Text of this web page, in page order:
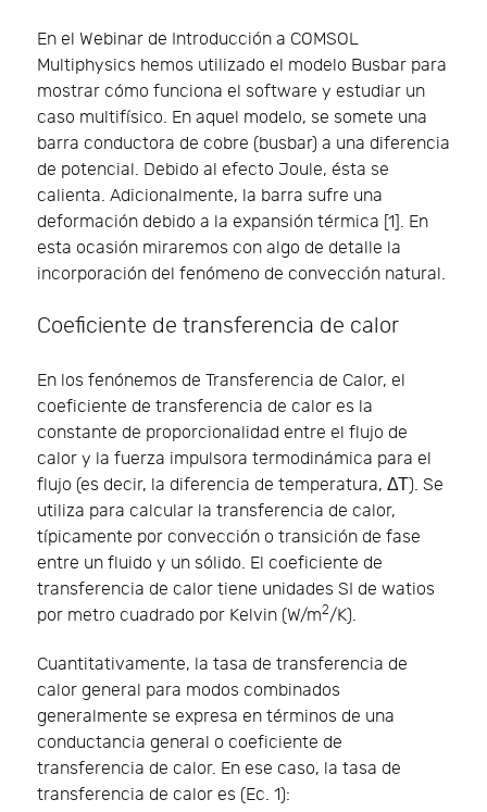
En el Webinar de Introducción a COMSOL
Multiphysics hemos utilizado el modelo Busbar para
mostrar cómo funciona el software y estudiar un
caso multifísico. En aquel modelo, se somete una
barra conductora de cobre (busbar) a una diferencia
de potencial. Debido al efecto Joule, ésta se
calienta. Adicionalmente, la barra sufre una
deformación debido a la expansión térmica [1]. En
esta ocasión miraremos con algo de detalle la
incorporación del fenómeno de convección natural.
Coeficiente de transferencia de calor
En los fenónemos de Transferencia de Calor, el
coeficiente de transferencia de calor es la
constante de proporcionalidad entre el flujo de
calor y la fuerza impulsora termodinámica para el
flujo (es decir, la diferencia de temperatura, ΔΤ). Se
utiliza para calcular la transferencia de calor,
típicamente por convección o transición de fase
entre un fluido y un sólido. El coeficiente de
transferencia de calor tiene unidades SI de watios
por metro cuadrado por Kelvin (W/m2/K).
Cuantitativamente, la tasa de transferencia de
calor general para modos combinados
generalmente se expresa en términos de una
conductancia general o coeficiente de
transferencia de calor. En ese caso, la tasa de
transferencia de calor es (Ec. 1):